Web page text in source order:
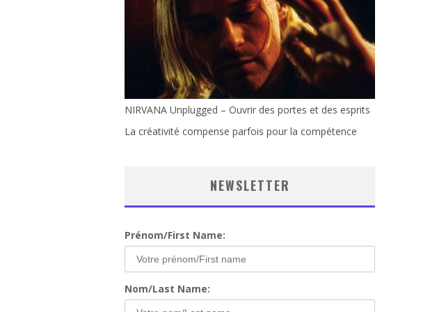
NIRVANA Unplugged – Ouvrir des portes et des esprits
La créativité compense parfois pour la compétence
NEWSLETTER
Prénom/First Name:
Nom/Last Name: